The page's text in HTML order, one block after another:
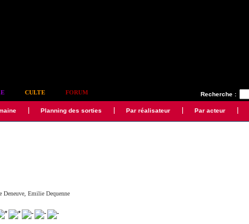
Recherche :
CULTE FORUM
Planning des sorties Par réalisateur Par acteur
Deneuve ,Emilie Dequenne